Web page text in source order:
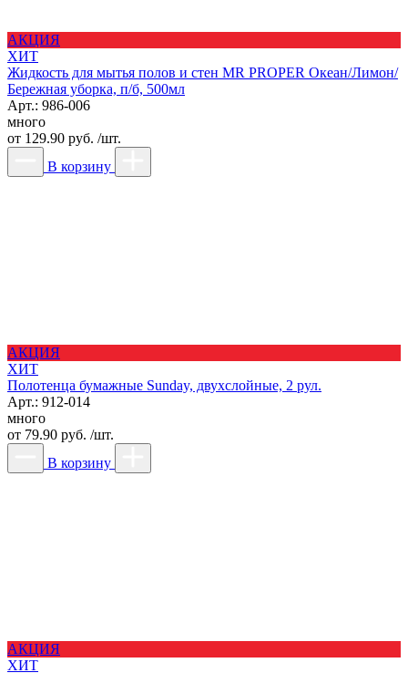
АКЦИЯ
ХИТ
Жидкость для мытья полов и стен MR PROPER Океан/Лимон/
Бережная уборка, п/б, 500мл
Арт.: 986-006
много
от 129.90 руб. /шт.
В корзину
АКЦИЯ
ХИТ
Полотенца бумажные Sunday, двухслойные, 2 рул.
Арт.: 912-014
много
от 79.90 руб. /шт.
В корзину
АКЦИЯ
ХИТ